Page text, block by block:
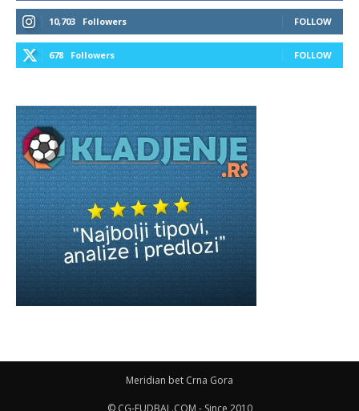
10,703 Followers FOLLOW
678 Followers FOLLOW
Meridian bet Crna Gora